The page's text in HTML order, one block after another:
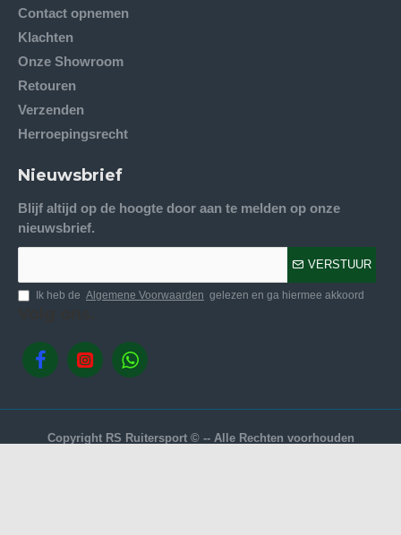
Contact opnemen
Klachten
Onze Showroom
Retouren
Verzenden
Herroepingsrecht
Nieuwsbrief
Blijf altijd op de hoogte door aan te melden op onze
nieuwsbrief.
VERSTUUR
Ik heb de Algemene Voorwaarden gelezen en ga hiermee akkoord
Copyright RS Ruitersport © -- Alle Rechten voorhouden